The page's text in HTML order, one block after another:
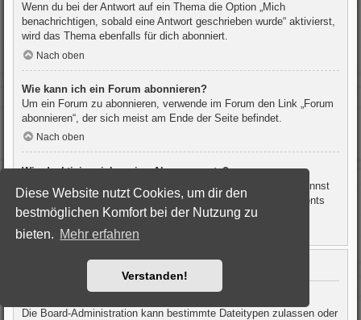
Diese Website nutzt Cookies, um dir den
bestmöglichen Komfort bei der Nutzung zu
bieten. Mehr erfahren
Verstanden!
Wenn du bei der Antwort auf ein Thema die Option „Mich
benachrichtigen, sobald eine Antwort geschrieben wurde“ aktivierst,
wird das Thema ebenfalls für dich abonniert.
Nach oben
Wie kann ich ein Forum abonnieren?
Um ein Forum zu abonnieren, verwende im Forum den Link „Forum
abonnieren“, der sich meist am Ende der Seite befindet.
Nach oben
Wie deaktiviere ich meine Abonnements?
Wenn du mehrere Abonnements deaktivieren möchtest, so kannst
du dies im persönlichen Bereich unter „Einstieg“ – „Abonnements
verwalten“ machen.
Nach oben
Dateianhänge
Die Board-Administration kann bestimmte Dateitypen zulassen oder